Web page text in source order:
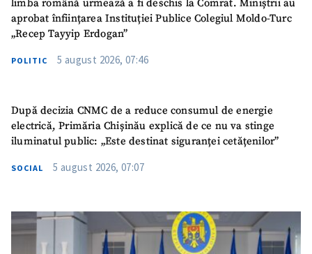
limba română urmează a fi deschis la Comrat. Miniștrii au
aprobat înființarea Instituției Publice Colegiul Moldo-Turc
„Recep Tayyip Erdogan”
POLITIC 5 august 2026, 07:46
După decizia CNMC de a reduce consumul de energie
electrică, Primăria Chișinău explică de ce nu va stinge
iluminatul public: „Este destinat siguranței cetățenilor”
SOCIAL 5 august 2026, 07:07